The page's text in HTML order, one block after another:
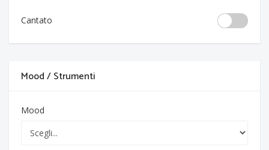
Cantato
Mood / Strumenti
Mood